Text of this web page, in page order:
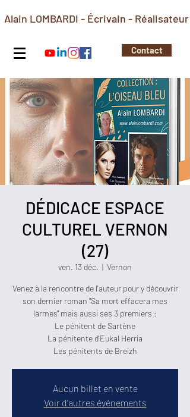
Alain LOMBARDI - Écrivain - Réalisateur
Contact
DÉDICACE ESPACE
CULTUREL VERNON
(27)
ven. 13 déc.
  |
Vernon
Venez à la rencontre de l'auteur pour y découvrir
son dernier roman "Sa mort effacera mes
larmes" mais aussi ses 3 premiers :
Le pénitent de Sartène
La pénitente d'Eukal Herria
Les pénitents de Breizh
Aucun billet en vente
Voir d'autres événements